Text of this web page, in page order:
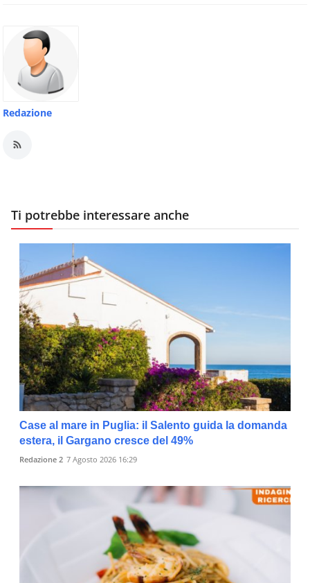
Redazione
Ti potrebbe interessare anche
Case al mare in Puglia: il Salento guida la domanda
estera, il Gargano cresce del 49%
Redazione 2 7 Agosto 2026 16:29